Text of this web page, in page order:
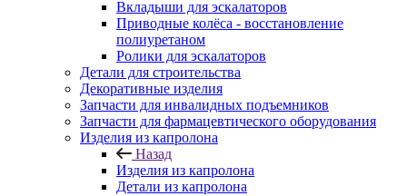
Вкладыши для эскалаторов
Приводные колёса - восстановление
полиуретаном
Ролики для эскалаторов
Детали для строительства
Декоративные изделия
Запчасти для инвалидных подъемников
Запчасти для фармацевтического оборудования
Изделия из капролона
Назад
Изделия из капролона
Детали из капролона